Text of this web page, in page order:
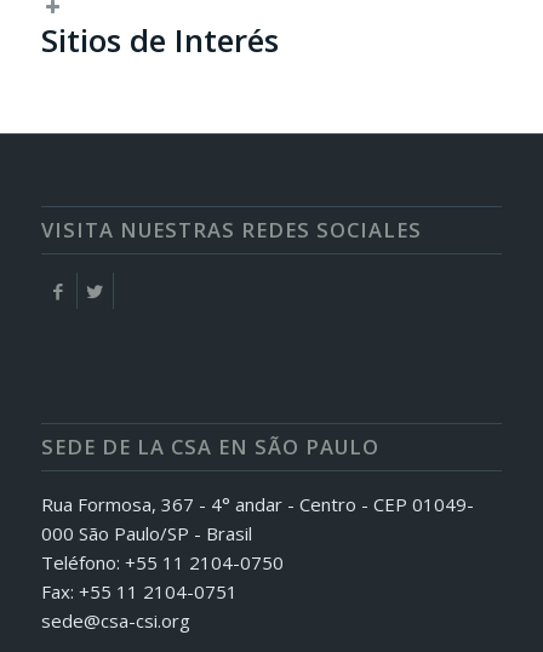
Sitios de Interés
VISITA NUESTRAS REDES SOCIALES
SEDE DE LA CSA EN SÃO PAULO
Rua Formosa, 367 - 4° andar - Centro - CEP 01049-
000 São Paulo/SP - Brasil
Teléfono: +55 11 2104-0750
Fax: +55 11 2104-0751
sede@csa-csi.org